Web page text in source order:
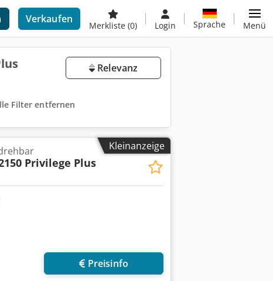
Verkaufen
Merkliste (0) Login Sprache Menü
Relevanz
Filter entfernen
Kleinanzeige
Privilege Plus
Preisinfo